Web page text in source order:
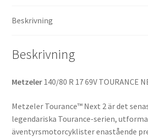
mängd
Beskrivning
Beskrivning
Metzeler 140/80 R 17 69V TOURANCE
Metzeler Tourance™ Next 2 är det
legendariska Tourance-serien,
äventyrsmotorcyklister enastående